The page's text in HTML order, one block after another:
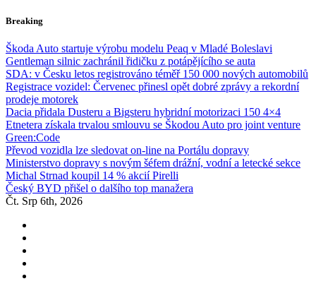
Skip
content
Breaking
Škoda Auto startuje výrobu modelu Peaq v Mladé Boleslavi
Gentleman silnic zachránil řidičku z potápějícího se auta
SDA: v Česku letos registrováno téměř 150 000 nových automobilů
Registrace vozidel: Červenec přinesl opět dobré zprávy a rekordní
prodeje motorek
Dacia přidala Dusteru a Bigsteru hybridní motorizaci 150 4×4
Etnetera získala trvalou smlouvu se Škodou Auto pro joint venture
Green:Code
Převod vozidla lze sledovat on-line na Portálu dopravy
Ministerstvo dopravy s novým šéfem drážní, vodní a letecké sekce
Michal Strnad koupil 14 % akcií Pirelli
Český BYD přišel o dalšího top manažera
Čt. Srp 6th, 2026